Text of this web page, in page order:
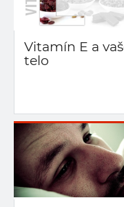
Vitamín E a
telo